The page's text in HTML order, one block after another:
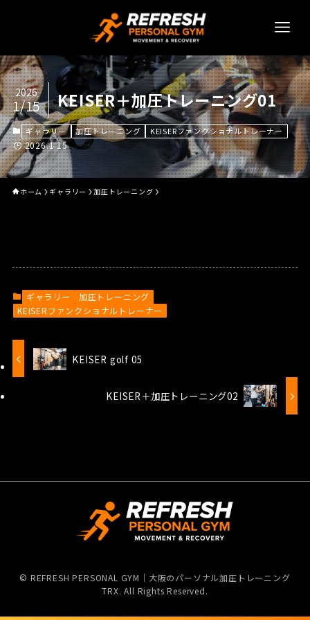
KEISER＋加圧トレーニング01
2026
1/15
ギャラリー 加圧トレーニング KEISERファンクショナルトレーナー
2026.1.15
ホーム ギャラリー 加圧トレーニング
ギャラリー
加圧トレーニング
KEISERファンクショナルトレーナー
KEISER golf 05
KEISER＋加圧トレーニング02
© REFRESH PERSONAL GYM｜大阪のパーソナル加圧トレーニング
TRX. All Rights Reserved.